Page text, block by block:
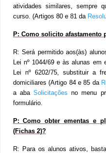
atividades similares, sempre
curso. (Artigos 80 e 81 da
P: Como solicito afastamento
R: Será permitido aos(às)
Lei nº 1044/69 e às alunas
Lei nº 6202/75, substituir a
domiciliares (Artigo 84 e 85 da
a aba Solicitações no menu
formulário.
P: Como obter ementas e
(Fichas 2)?
R: Para os alunos ativos,